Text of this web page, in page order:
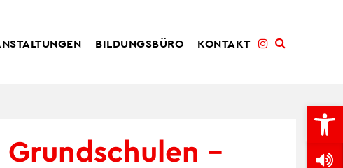
BILDUNGSBÜRO KONTAKT
–